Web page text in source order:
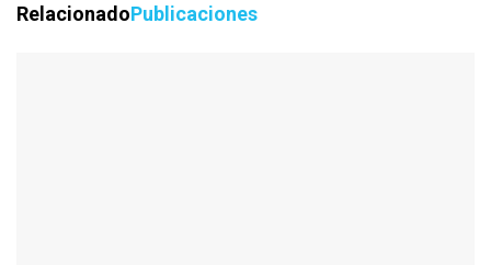
RelacionadoPublicaciones